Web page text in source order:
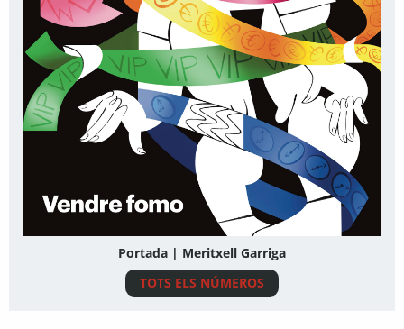
Portada | Meritxell Garriga
TOTS ELS NÚMEROS